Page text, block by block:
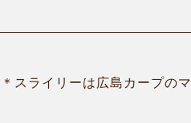
スライリーは広島カープのマ